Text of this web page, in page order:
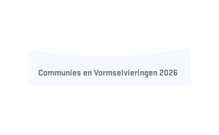
Communies en Vormselvieringen 2026